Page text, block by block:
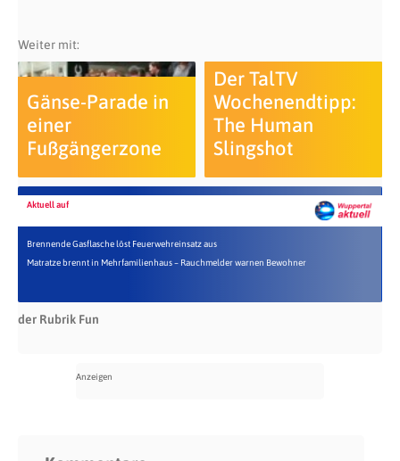
Weiter mit:
Gänse-Parade in
einer
Fußgängerzone
Der TalTV
Wochenendtipp:
The Human
Slingshot
Aktuell auf
Brennende Gasflasche löst Feuerwehreinsatz aus
Matratze brennt in Mehrfamilienhaus – Rauchmelder warnen Bewohner
der Rubrik Fun